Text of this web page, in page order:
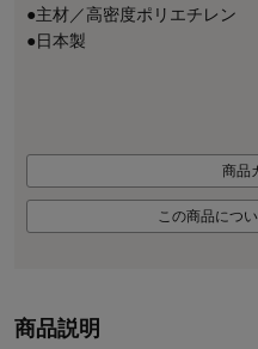
●主材／高密度ポリエチレン
●日本製
商品
この商品につ
商品説明